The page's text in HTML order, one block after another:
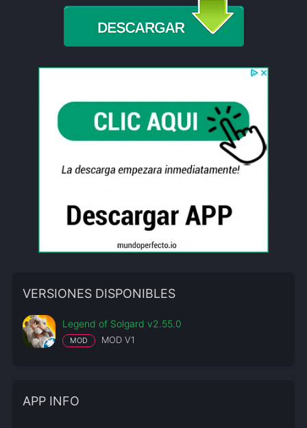
VERSIONES DISPONIBLES
Legend of Solgard v2.55.0
MOD MOD V1
APP INFO